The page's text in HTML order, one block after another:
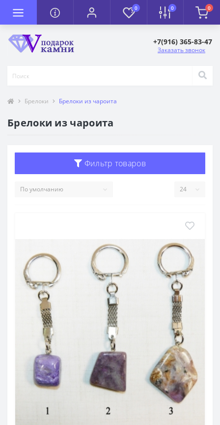
0 0 0
+7(916) 365-83-47
Заказать звонок
Брелоки Брелоки из чароита
Брелоки из чароита
Фильтр товаров